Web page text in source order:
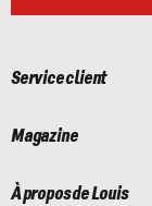
Service client
Magazine
À propos de Louis